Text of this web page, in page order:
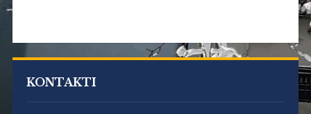
KONTAKTI